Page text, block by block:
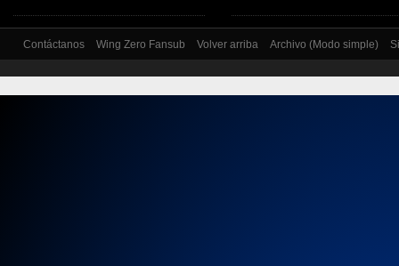
Contáctanos Wing Zero Fansub Volver arriba Archivo (Modo simple)